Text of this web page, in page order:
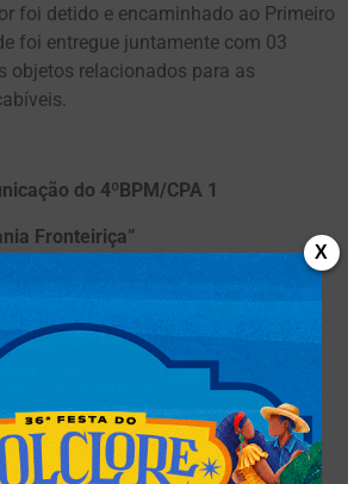
foi detido e encaminhado ao Primeiro
foi entregue juntamente com 03
objetos relacionados para as
do 4ºBPM/CPA 1
Fronteiriça”
X